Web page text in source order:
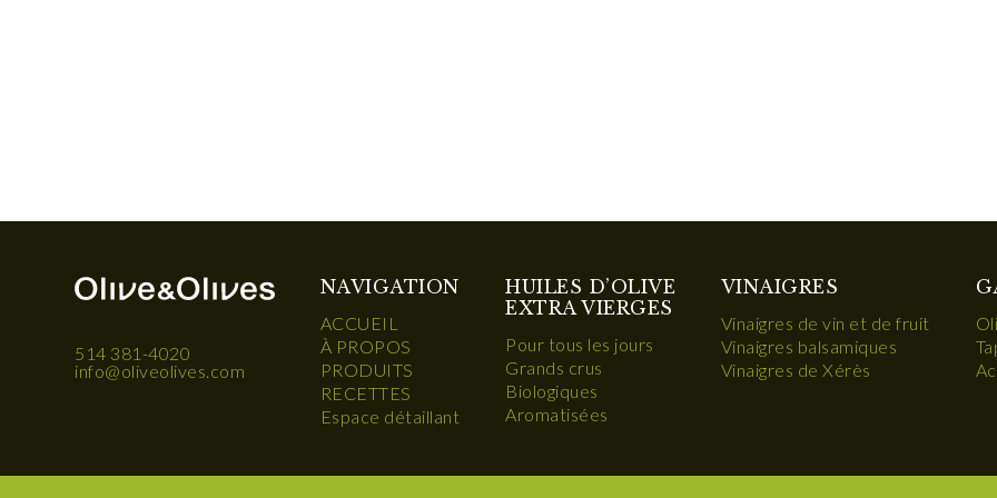
514 381-4020
info@oliveolives.com
NAVIGATION
ACCUEIL
À PROPOS
PRODUITS
RECETTES
Espace détaillant
HUILES D’OLIVE
EXTRA VIERGES
Pour tous les jours
Grands crus
Biologiques
Aromatisées
VINAIGRES
Vinaigres de vin et de fruit
Vinaigres balsamiques
Vinaigres de Xérès